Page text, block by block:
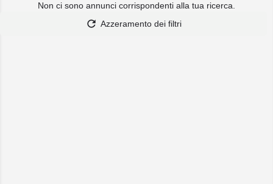
Non ci sono annunci corrispondenti alla tua ricerca.
Azzeramento dei filtri